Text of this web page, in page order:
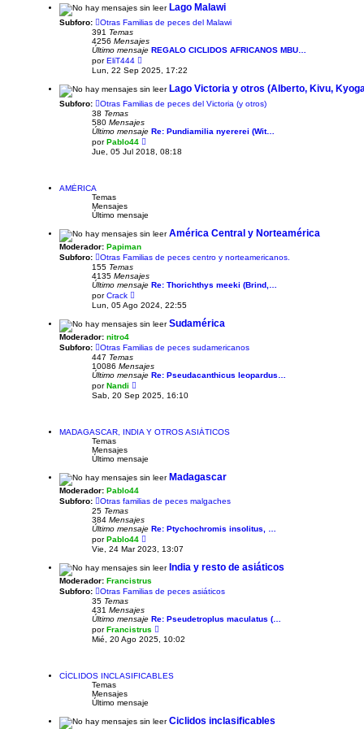
a
j
l
t
m
o
m
e
n
a
j
Lago Malawi
Subforo:
Otras Familias de peces del Malawi
391 Temas
4256 Mensajes
Último mensaje REGALO CICLIDOS AFRICANOS MBU…
porEliT444
e
r
ú
l
t
m
o
m
e
n
Lun, 22 Sep 2025, 17:22
Lago Victoria y otros (Alberto, Kivu,
Subforo:
Otras Familias de peces del Victoria (y otros)
38 Temas
580 Mensajes
Último mensaje Re: Pundiamilia nyererei (Wit…
porPablo44
e
r
m
n
a
e
Jue, 05 Jul 2018, 08:18
AMÉRICA
Temas
Mensajes
Último mensaje
América Central y Norteamérica
Moderador: Papiman
Subforo:
Otras Familias de peces centro y norteamericanos.
155 Temas
4135 Mensajes
Último mensaje Re: Thorichthys meeki (Brind,…
porCrack
r
l
i
o
m
e
n
s
Lun, 05 Ago 2024, 22:55
Sudamérica
Moderador: nitro4
Subforo:
Otras Familias de peces sudamericanos
447 Temas
10086 Mensajes
Último mensaje Re: Pseudacanthicus leopardus…
porNandi
r
t
i
m
n
s
a
e
Sab, 20 Sep 2025, 16:10
MADAGASCAR, INDIA Y OTROS ASIÁTICOS
Temas
Mensajes
Último mensaje
Madagascar
Moderador: Pablo44
Subforo:
Otras familias de peces malgaches
25 Temas
384 Mensajes
Último mensaje Re: Ptychochromis insolitus, …
porPablo44
e
r
l
t
i
m
n
s
Vie, 24 Mar 2023, 13:07
India y resto de asiáticos
Moderador: Francistrus
Subforo:
Otras Familias de peces asiáticos
35 Temas
431 Mensajes
Último mensaje Re: Pseudetroplus maculatus (…
porFrancistrus
r
t
i
n
Mié, 20 Ago 2025, 10:02
CÍCLIDOS INCLASIFICABLES
Temas
Mensajes
Último mensaje
Ciclidos inclasificables